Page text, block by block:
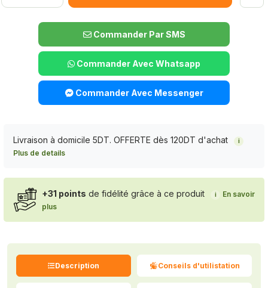
Commander Par SMS
Commander Avec Whatsapp
Commander Avec Messenger
Livraison à domicile 5DT. OFFERTE dès 120DT d'achat i
Plus de details
+31 points de fidélité grâce à ce produit i
En savoir
plus
Description Conseils d'utilistation